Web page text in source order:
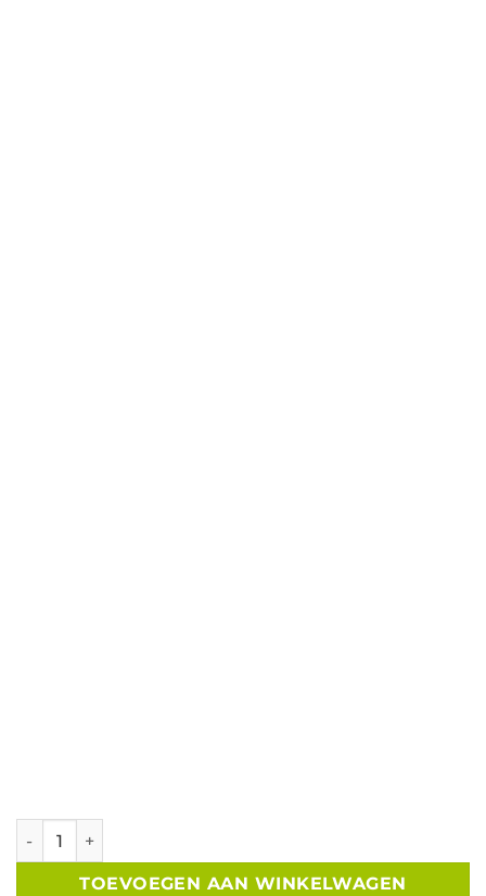
Overkapping Overijssel met berging 250x300cm +
TOEVOEGEN AAN WINKELWAGEN